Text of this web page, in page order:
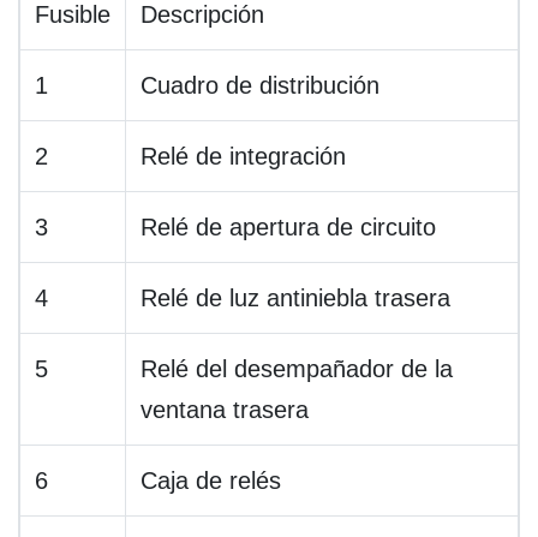
Fusible Descripción
1 Cuadro de distribución
2 Relé de integración
3 Relé de apertura de circuito
4 Relé de luz antiniebla trasera
5
Relé del desempañador de la
ventana trasera
6 Caja de relés